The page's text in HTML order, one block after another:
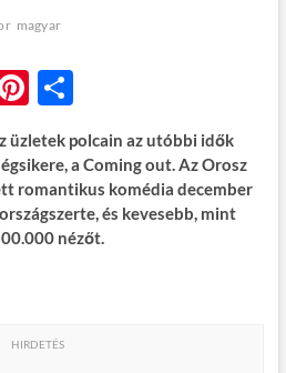
magyar
Pi
nt
er
es
t
O
ss
za
m
e
üzletek polcain az utóbbi idők
a Coming out. Az Orosz
romantikus komédia december
és kevesebb, mint
nézőt.
HIRDETÉS